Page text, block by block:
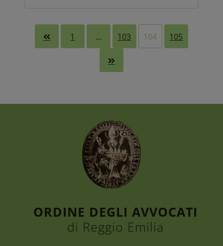
 1 … 103 104 105

ORDINE DEGLI AVVOCATI
di Reggio Emilia